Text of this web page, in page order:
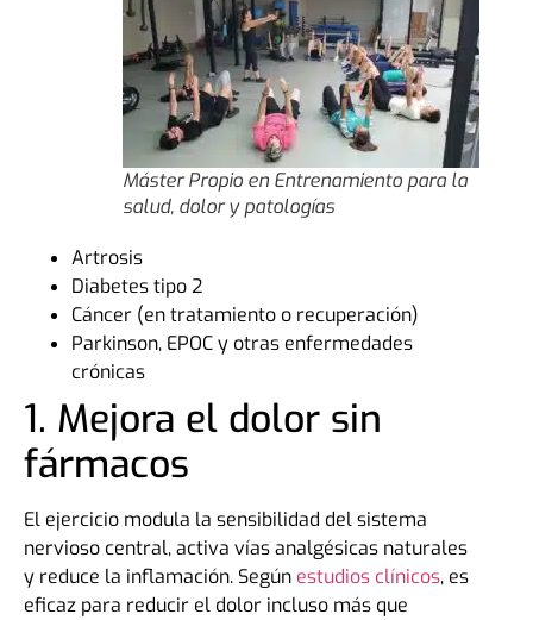
Máster Propio en Entrenamiento para la
salud, dolor y patologías
Artrosis
Diabetes tipo 2
Cáncer (en tratamiento o recuperación)
Parkinson, EPOC y otras enfermedades
crónicas
1. Mejora el dolor sin
fármacos
El ejercicio modula la sensibilidad del sistema
nervioso central, activa vías analgésicas naturales
y reduce la inflamación. Según estudios clínicos, es
eficaz para reducir el dolor incluso más que